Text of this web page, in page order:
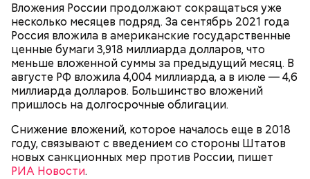
Вложения России продолжают сокращаться уже
несколько месяцев подряд. За сентябрь 2021 года
Россия вложила в американские государственные
ценные бумаги 3,918 миллиарда долларов, что
меньше вложенной суммы за предыдущий месяц. В
августе РФ вложила 4,004 миллиарда, а в июле — 4,6
миллиарда долларов. Большинство вложений
пришлось на долгосрочные облигации.
Снижение вложений, которое началось еще в 2018
году, связывают с введением со стороны Штатов
новых санкционных мер против России, пишет
РИА Новости.
— Для группы из пяти человек такое путешествие
обойдется в пределах 340 белорусских рублей
(около 10311 рублей по ЦБ РФ — прим. «ВМ»), —
уточнил он.
соображениями, используя эту теперь уже
рекламную фишку, чтобы привлечь средства для
реализации своих новых не менее нелепых и
ненужных проектов. Это классическое
замыливание глаз, — высказал свое мнение военный
эксперт.